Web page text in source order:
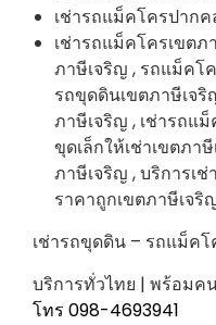
เช่ารถแม็คโครปาก
เช่ารถแม็คโครเขตภ
ภาษีเจริญ , รถแม็คโ
รถขุดดินเขตภาษีเจ
ภาษีเจริญ , เช่ารถแ
ขุดเล็กให้เช่าเขตภา
ภาษีเจริญ , บริการเ
ราคาถูกเขตภาษีเจริ
เช่ารถขุดดิน – รถแม็คโ
บริการทั่วไทย | พร้อมค
โทร 098-4693941